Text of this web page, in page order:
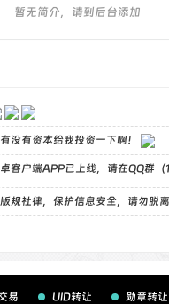
暂无简介，请到后台添加
没有资本给我投资一下啊！
客户端APP已上线，请在QQ群（
规社律，保护信息安全，请勿脱
易 UID转让 勋章转让